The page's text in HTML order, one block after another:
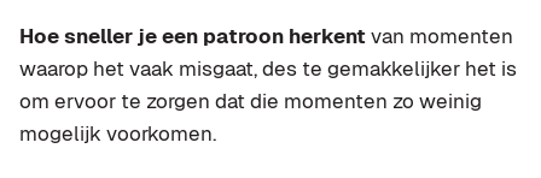
Hoe sneller je een patroon herkentvan momenten
waarop het vaak misgaat, des te gemakkelijker het is
om ervoor te zorgen dat die momenten zo weinig
mogelijk voorkomen.